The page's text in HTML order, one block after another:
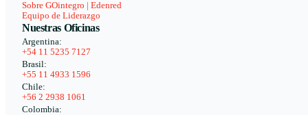
Sobre GOintegro | Edenred
Equipo de Liderazgo
Nuestras Oficinas
Argentina:
+54 11 5235 7127
Brasil:
+55 11 4933 1596
Chile:
+56 2 2938 1061
Colombia: